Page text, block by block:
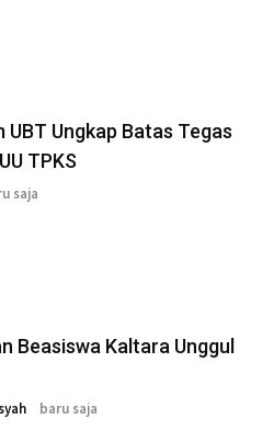
Ungkap Batas Tegas
TPKS
saja
Beasiswa Kaltara Unggul
baru saja